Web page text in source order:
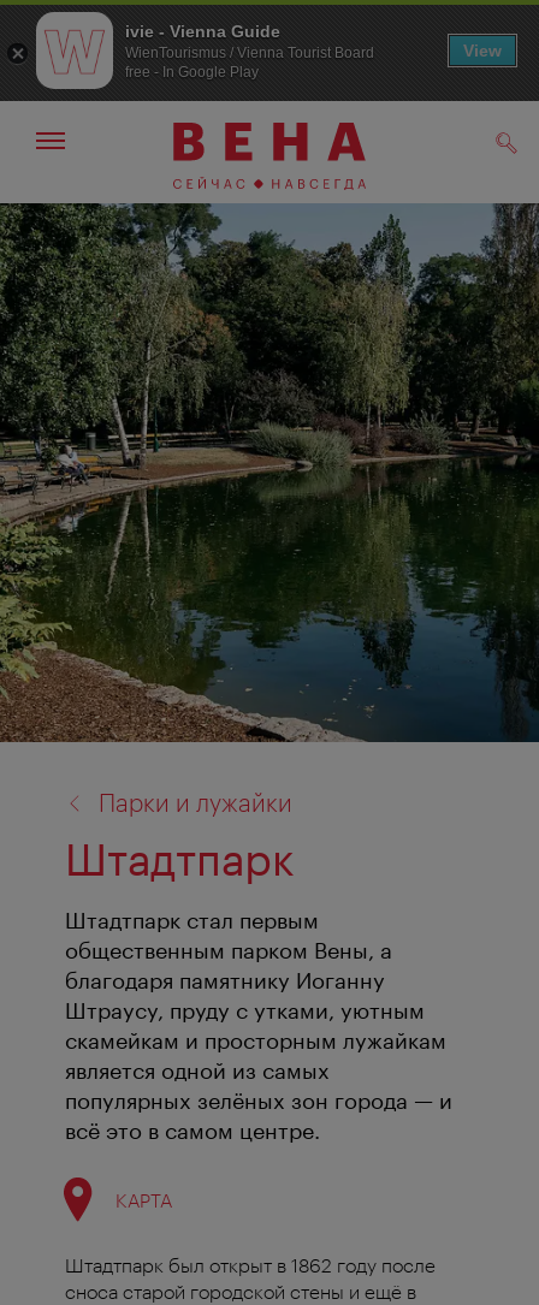
К
навигации
К
содержанию
Показать/
навигации
Парки и лужайки
Штадтпарк
Штадтпарк стал первым
общественным парком Вены, а
благодаря памятнику Иоганну
Штраусу, пруду с утками, уютным
скамейкам и просторным лужайкам
является одной из самых
популярных зелёных зон города — и
всё это в самом центре.
КАРТА
Штадтпарк был открыт в 1862 году после
сноса старой городской стены и ещё в
ivie - Vienna Guide
WienTourismus / Vienna Tourist Board
free - In Google Play
View